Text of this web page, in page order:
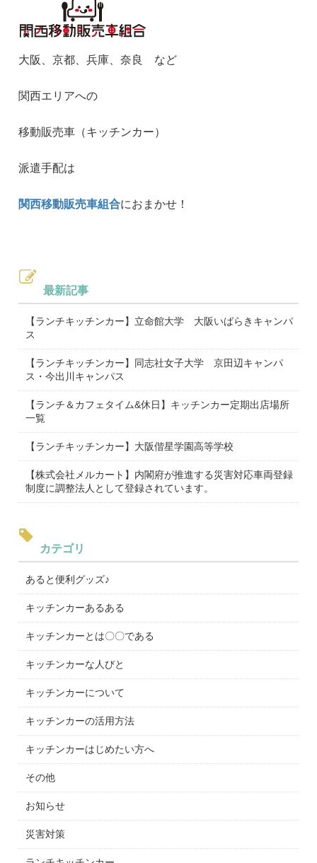
大阪、京都、兵庫、奈良 など
関西エリアへの
移動販売車（キッチンカー）
派遣手配は
関西移動販売車組合におまかせ！
最新記事
【ランチキッチンカー】立命館大学 大阪いばらきキャンパ
ス
【ランチキッチンカー】同志社女子大学 京田辺キャンパ
ス・今出川キャンパス
【ランチ＆カフェタイム&休日】キッチンカー定期出店場所
一覧
【ランチキッチンカー】大阪偕星学園高等学校
【株式会社メルカート】内閣府が推進する災害対応車両登録
制度に調整法人として登録されています。
カテゴリ
あると便利グッズ♪
キッチンカーあるある
キッチンカーとは〇〇である
キッチンカーな人びと
キッチンカーについて
キッチンカーの活用方法
キッチンカーはじめたい方へ
その他
お知らせ
災害対策